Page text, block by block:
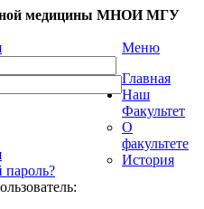
медицины МНОИ МГУ
пароль?
Меню
Главная
Наш
Факультет
О
факультете
История